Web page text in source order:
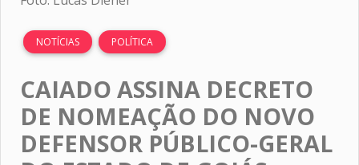
NOTÍCIAS POLÍTICA
CAIADO ASSINA DECRETO
DE NOMEAÇÃO DO NOVO
DEFENSOR PÚBLICO-GERAL